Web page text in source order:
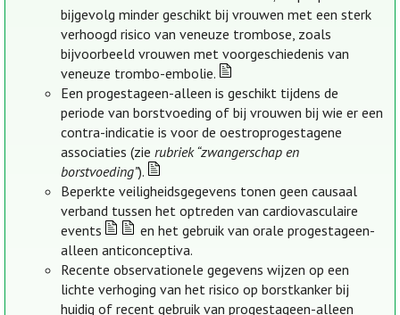
bijgevolg minder geschikt bij vrouwen met een sterk
verhoogd risico van veneuze trombose, zoals
bijvoorbeeld vrouwen met voorgeschiedenis van
veneuze trombo-embolie.
Een progestageen-alleen is geschikt tijdens de
periode van borstvoeding of bij vrouwen bij wie er een
contra-indicatie is voor de oestroprogestagene
associaties (zierubriek “zwangerschap en
borstvoeding”).
Beperkte veiligheidsgegevens tonen geen causaal
verband tussen het optreden van cardiovasculaire
events
en het gebruik van orale progestageen-
alleen anticonceptiva.
Recente observationele gegevens wijzen op een
lichte verhoging van het risico op borstkanker bij
huidig of recent gebruik van progestageen-alleen